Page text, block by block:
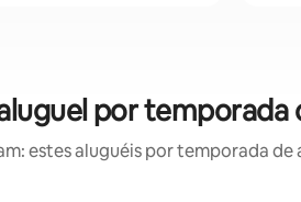
por
estes aluguéis por temporada